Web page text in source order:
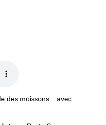
des moissons... avec